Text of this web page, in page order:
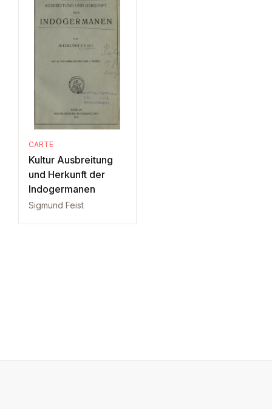
CARTE
Kultur Ausbreitung
und Herkunft der
Indogermanen
Sigmund Feist